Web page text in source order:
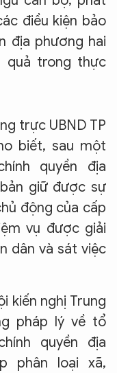
điều kiện bảo
địa phương hai
quả trong thực
trực UBND TP
biết, sau một
quyền địa
giữ được sự
động của cấp
vụ được giải
dân và sát việc
kiến nghị Trung
pháp lý về tổ
quyền địa
phân loại xã,